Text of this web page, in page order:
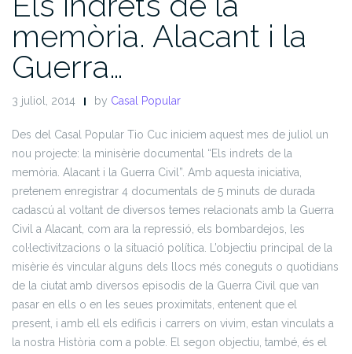
memòria. Alacant i la
Guerra…
3 juliol, 2014 by Casal Popular
Des del Casal Popular Tio Cuc iniciem aquest mes de juliol un
nou projecte: la minisèrie documental “Els indrets de la
memòria. Alacant i la Guerra Civil”. Amb aquesta iniciativa,
pretenem enregistrar 4 documentals de 5 minuts de durada
cadascú al voltant de diversos temes relacionats amb la Guerra
Civil a Alacant, com ara la repressió, els bombardejos, les
col·lectivitzacions o la situació política. L’objectiu principal de la
misèrie és vincular alguns dels llocs més coneguts o quotidians
de la ciutat amb diversos episodis de la Guerra Civil que van
pasar en ells o en les seues proximitats, entenent que el
present, i amb ell els edificis i carrers on vivim, estan vinculats a
la nostra Història com a poble. El segon objectiu, també, és el